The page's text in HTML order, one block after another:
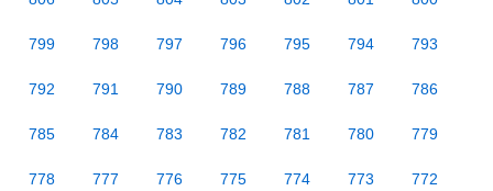
799 798 797 796 795 794 793
792 791 790 789 788 787 786
785 784 783 782 781 780 779
778 777 776 775 774 773 772